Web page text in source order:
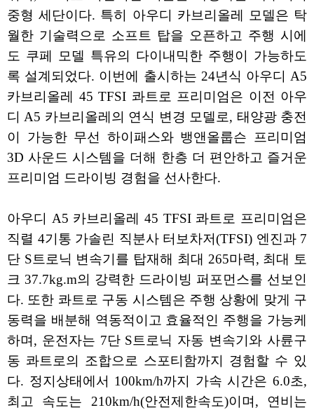
중형 세단이다. 특히 아우디 카브리올레 모델은 탁
월한 기술력으로 소프트 탑을 오픈하고 주행 시에
도 쿠페 모델 특유의 다이내믹한 주행이 가능하도
록 설계되었다. 이번에 출시하는 24년식 아우디 A5
카브리올레 45 TFSI 콰트로 프리미엄은 이전 아우
디 A5 카브리올레의 연식 변경 모델로, 태양광 충전
이 가능한 무선 하이패스와 뱅앤올룹슨 프리미엄
3D 사운드 시스템을 더해 한층 더 편안하고 즐거운
프리미엄 드라이빙 경험을 선사한다.
아우디 A5 카브리올레 45 TFSI 콰트로 프리미엄은
직렬 4기통 가솔린 직분사 터보차저(TFSI) 엔진과 7
단 S트로닉 변속기를 탑재해 최대 265마력, 최대 토
크 37.7kg.m의 강력한 드라이빙 퍼포먼스를 선보인
다. 또한 콰트로 구동 시스템은 주행 상황에 맞게 구
동력을 배분해 역동적이고 효율적인 주행을 가능케
하며, 운전자는 7단 S트로닉 자동 변속기와 사륜구
동 콰트로의 조합으로 스포티함까지 경험할 수 있
다. 정지상태에서 100km/h까지 가속 시간은 6.0초,
최고 속도는 210km/h(안전제한속도)이며, 연비는